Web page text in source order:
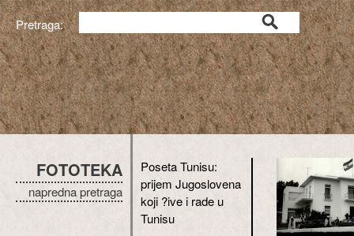
Pretraga:
FOTOTEKA
napredna pretraga
Poseta Tunisu:
prijem Jugoslovena
koji ?ive i rade u
Tunisu